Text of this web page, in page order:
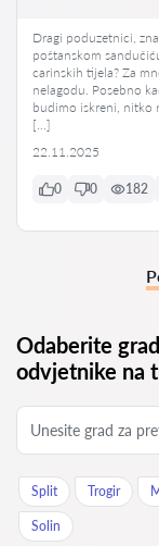
Dragi poduzetnici,
poštanskom
carinskih tijela? Za
nelagodu. Posebno
budimo iskreni, nitko
[…]
22.11.2025
0 0 182
Odaberite
odvjetnike na
Split Trogir
Solin